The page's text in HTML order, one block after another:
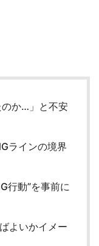
のか…」と不安
ラインの境界
行動”を事前に
よいかイメー